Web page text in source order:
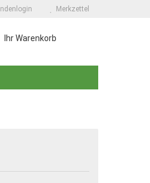
Merkzettel
Ihr Warenkorb